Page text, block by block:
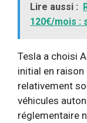
Lire aussi :
120€/mois :
Tesla a choisi
initial en raison
relativement
véhicules
réglementaire